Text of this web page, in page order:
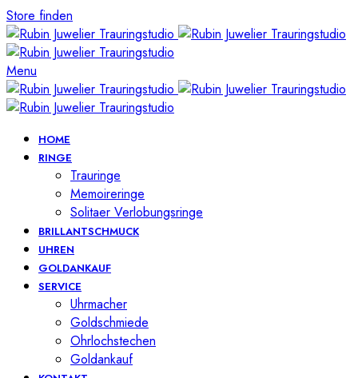
Store finden
Menu
HOME
RINGE
Trauringe
Memoireringe
Solitaer Verlobungsringe
BRILLANTSCHMUCK
UHREN
GOLDANKAUF
SERVICE
Uhrmacher
Goldschmiede
Ohrlochstechen
Goldankauf